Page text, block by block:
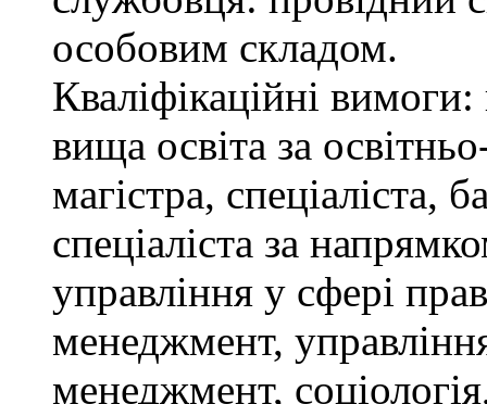
особовим складом.
Кваліфікаційні
вища освіта за
магістра, спеціаліста,
спеціаліста за
управління у сфері
менеджмент,
менеджмент,